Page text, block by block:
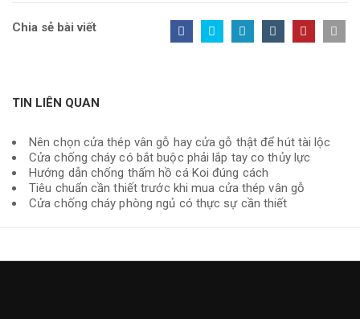
Chia sẻ bài viết
TIN LIÊN QUAN
Nên chọn cửa thép vân gỗ hay cửa gỗ thật để hút tài lộc
Cửa chống cháy có bắt buộc phải lắp tay co thủy lực
Hướng dẫn chống thấm hồ cá Koi đúng cách
Tiêu chuẩn cần thiết trước khi mua cửa thép vân gỗ
Cửa chống cháy phòng ngủ có thực sự cần thiết